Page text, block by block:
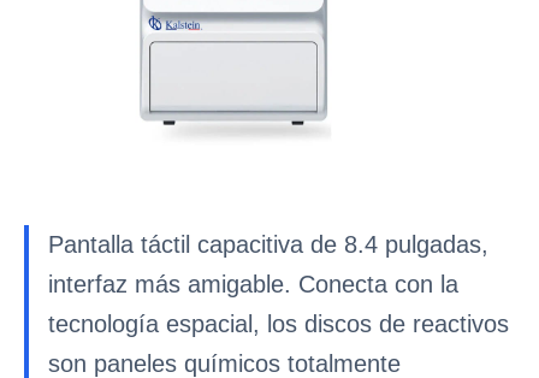
Pantalla táctil capacitiva de 8.4 pulgadas,
interfaz más amigable. Conecta con la
tecnología espacial, los discos de reactivos
son paneles químicos totalmente